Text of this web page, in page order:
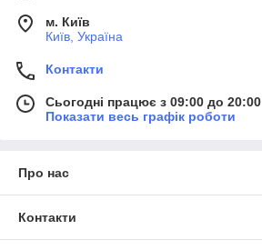
м. Київ
Київ, Україна
Контакти
Сьогодні працює з 09:00 до 20:00
Показати весь графік роботи
Про нас
Контакти